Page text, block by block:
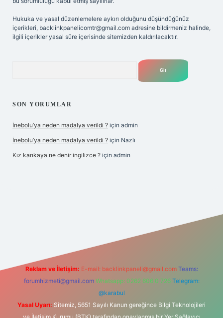
Hukuka ve yasal düzenlemelere aykırı olduğunu düşündüğünüz
içerikleri, backlinkpanelicomtr@gmail.com adresine bildirmeniz halinde,
ilgili içerikler yasal süre içerisinde sitemizden kaldırılacaktır.
SON YORUMLAR
İnebolu’ya neden madalya verildi ? için admin
İnebolu’ya neden madalya verildi ? için Nazlı
Kız kankaya ne denir ingilizce ? için admin
Reklam ve İletişim: E-mail: backlinkpaneli@gmail.com Teams:
forumhizmeti@gmail.com Whatsapp: 0262 606 0 726 Telegram:
@karabul
Yasal Uyarı: Sitemiz, 5651 Sayılı Kanun gereğince Bilgi Teknolojileri